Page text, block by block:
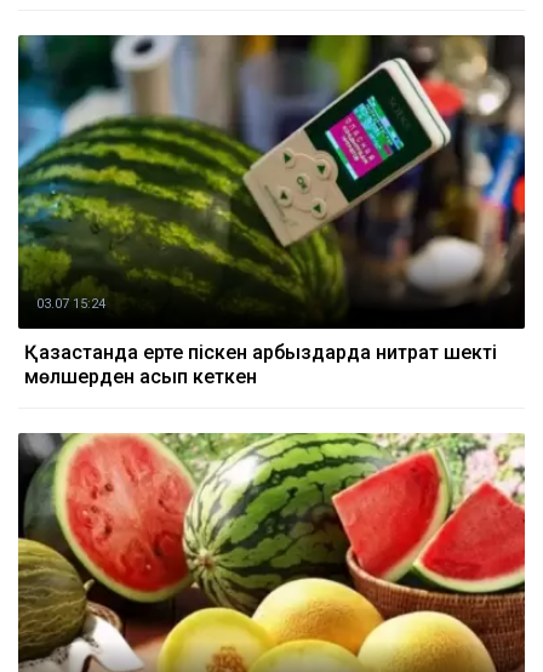
03.07 15:24
Қазақстанда ерте піскен қарбыздарда нитрат шекті
мөлшерден асып кеткен